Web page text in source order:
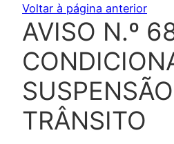
Voltar à página anterior
AVISO N.º
TRÂNSITO